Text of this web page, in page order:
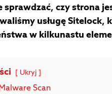
sprawdzać, czy strona
usługę Sitelock,
w kilkunastu
Ukryj
Scan